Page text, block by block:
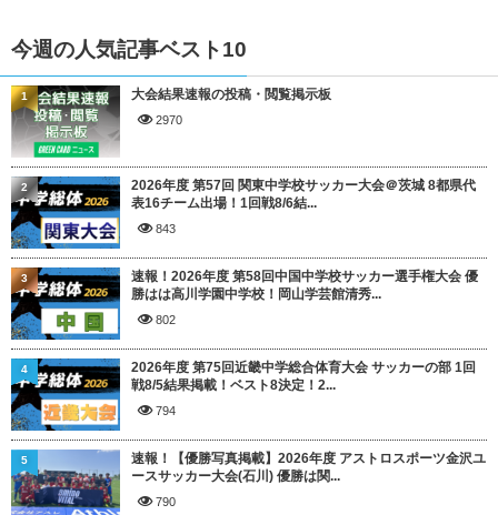
今週の人気記事ベスト10
大会結果速報の投稿・閲覧掲示板
2970
1
2026年度 第57回 関東中学校サッカー大会＠茨城 8都県代
表16チーム出場！1回戦8/6結...
843
2
速報！2026年度 第58回中国中学校サッカー選手権大会 優
勝はは高川学園中学校！岡山学芸館清秀...
802
3
2026年度 第75回近畿中学総合体育大会 サッカーの部 1回
戦8/5結果掲載！ベスト8決定！2...
794
4
速報！【優勝写真掲載】2026年度 アストロスポーツ金沢ユ
ースサッカー大会(石川) 優勝は関...
790
5